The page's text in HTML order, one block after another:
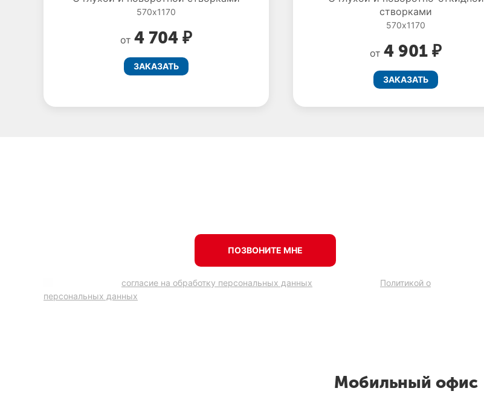
570x1170
от4 704 ₽
ЗАКАЗАТЬ
створками
570x1170
от4 901 ₽
ЗАКАЗАТЬ
ПОЗВОНИТЕ МНЕ
согласие на обработку персональных данных
Политикой о
персональных данных
Мобильный офис